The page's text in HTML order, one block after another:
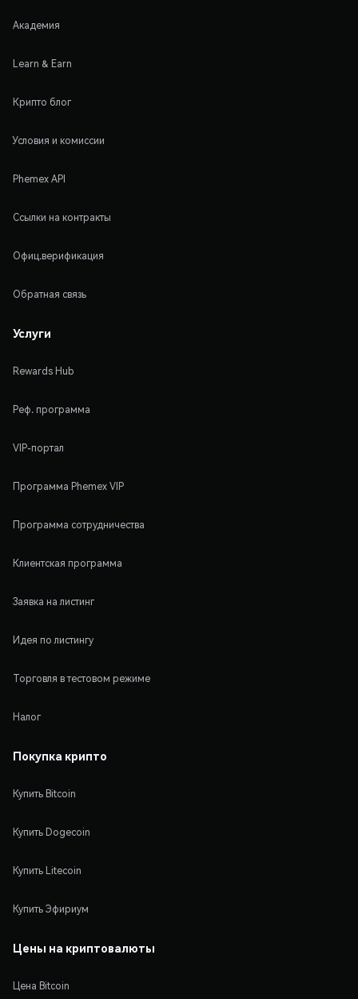
Академия
Learn & Earn
Крипто блог
Условия и комиссии
Phemex API
Ссылки на контракты
Офиц.верификация
Обратная связь
Услуги
Rewards Hub
Реф. программа
VIP-портал
Программа Phemex VIP
Программа сотрудничества
Клиентская программа
Заявка на листинг
Идея по листингу
Торговля в тестовом режиме
Налог
Покупка крипто
Купить Bitcoin
Купить Dogecoin
Купить Litecoin
Купить Эфириум
Цены на криптовалюты
Цена Bitcoin